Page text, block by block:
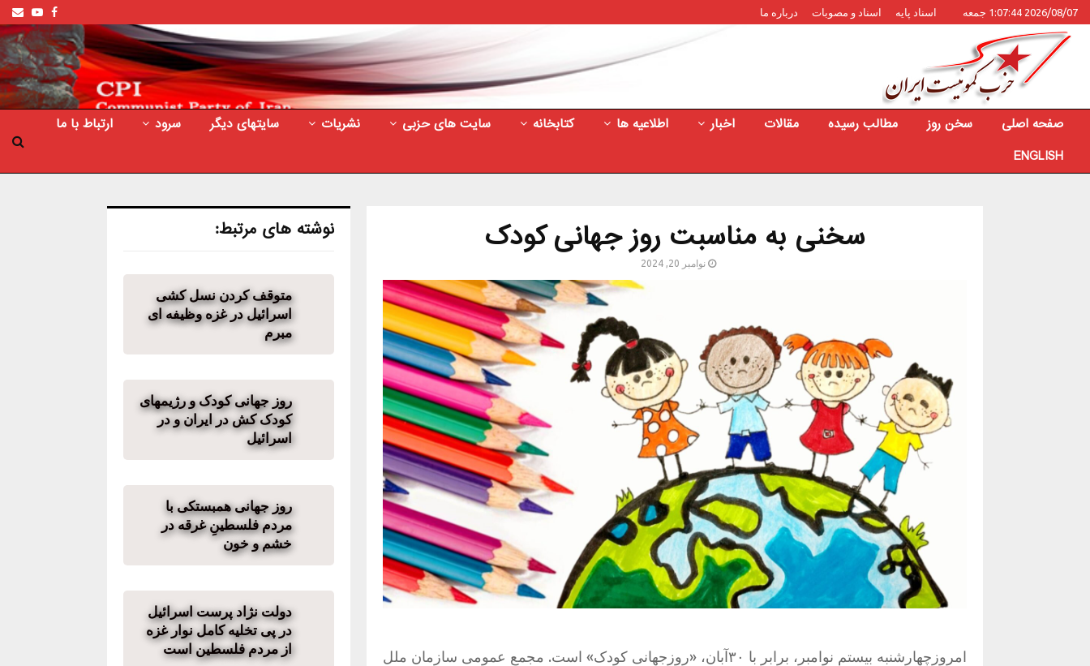
2026/08/07 1:07:44 جمعه اسناد پایه اسناد و مصوبات درباره ما Facebook
صفحه اصلی سخن روز مطالب رسیده مقالات اخبار اطلاعیه ها کتابخانه سایت های حزبی نشریات سایتهای دیگر سرود
ارتباط با ما
ENGLISH
سخنی به مناسبت روز جهانی کودک
نوامبر 20, 2024
امروزچهارشنبه بیستم نوامبر، برابر با ۳۰آبان، «روزجهانی کودک» است. مجمع عمومی سازمان ملل
نوشته های مرتبط:
متوقف کردن نسل کشی
اسرائیل در غزه وظیفه ای
مبرم
روز جهانی کودک و رژیمهای
کودک کش در ایران و در
اسرائیل
روز جهانی همبستکی با
مردم فلسطینِ غرقه در
خشم و خون
دولت نژاد پرست اسرائیل
در پی تخلیه کامل نوار غزه
از مردم فلسطین است